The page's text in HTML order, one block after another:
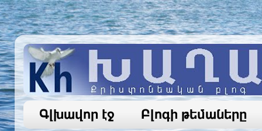
Գլխավոր էջ Բլոգի թեմաները